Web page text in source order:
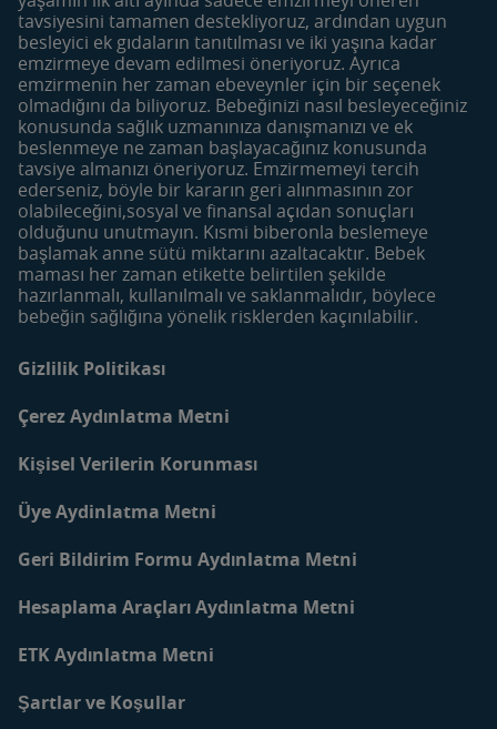
Gerber
Meyve ve Sebze Püreleri
Besleyici Atıştırmalıklar
Dönemler
Hamilelik Öncesi
Hamilelik
0-6 Aylık Bebek
6-12 Aylık Bebek
12-24 Aylık Bebek
Araçlar
Bebek İsim Sözlüğü
Yumurtlama Dönemi
Hesaplama
Haftalık Doğum Takvimi
Tarif Bulucu
Makale Bulucu
Faydalı İçerikler
Bebek Bakımı
Anne ve Bebekler için
Blog
Mom&Me Kulübü
Kulübü Katıl | Giriş Yap
tavsiyesini tamamen destekliyoruz, ardından uygun
besleyici ek gıdaların tanıtılması ve iki yaşına kadar
emzirmeye devam edilmesi öneriyoruz. Ayrıca
emzirmenin her zaman ebeveynler için bir seçenek
olmadığını da biliyoruz. Bebeğinizi nasıl besleyeceğiniz
konusunda sağlık uzmanınıza danışmanızı ve ek
beslenmeye ne zaman başlayacağınız konusunda
tavsiye almanızı öneriyoruz. Emzirmemeyi tercih
ederseniz, böyle bir kararın geri alınmasının zor
olabileceğini,sosyal ve finansal açıdan sonuçları
olduğunu unutmayın. Kısmi biberonla beslemeye
başlamak anne sütü miktarını azaltacaktır. Bebek
maması her zaman etikette belirtilen şekilde
hazırlanmalı, kullanılmalı ve saklanmalıdır, böylece
bebeğin sağlığına yönelik risklerden kaçınılabilir.
Gizlilik Politikası
Çerez Aydınlatma Metni
Kişisel Verilerin Korunması
Üye Aydinlatma Metni
Geri Bildirim Formu Aydınlatma Metni
Hesaplama Araçları Aydınlatma Metni
ETK Aydınlatma Metni
Şartlar ve Koşullar